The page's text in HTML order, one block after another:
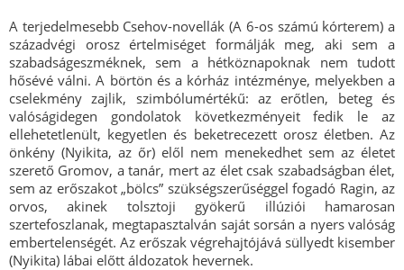
A terjedelmesebb Csehov-novellák (A 6-os számú kórterem) a
századvégi orosz értelmiséget formálják meg, aki sem a
szabadságeszméknek, sem a hétköznapoknak nem tudott
hősévé válni. A börtön és a kórház intézménye, melyekben a
cselekmény zajlik, szimbólumértékű: az erőtlen, beteg és
valóságidegen gondolatok következményeit fedik le az
ellehetetlenült, kegyetlen és beketrecezett orosz életben. Az
önkény (Nyikita, az őr) elől nem menekedhet sem az életet
szerető Gromov, a tanár, mert az élet csak szabadságban élet,
sem az erőszakot „bölcs” szükségszerűséggel fogadó Ragin, az
orvos, akinek tolsztoji gyökerű illúziói hamarosan
szertefoszlanak, megtapasztalván saját sorsán a nyers valóság
embertelenségét. Az erőszak végrehajtójává süllyedt kisember
(Nyikita) lábai előtt áldozatok hevernek.